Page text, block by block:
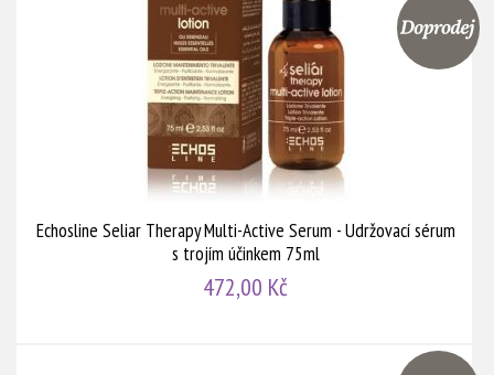
Echosline Seliar Therapy Multi-Active Serum - Udržovací sérum
s trojím účinkem 75ml
472,00 Kč